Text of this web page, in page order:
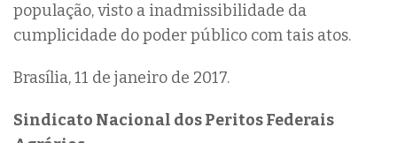
população, visto a inadmissibilidade da
cumplicidade do poder público com tais atos.
Brasília, 11 de janeiro de 2017.
Sindicato Nacional dos Peritos Federais